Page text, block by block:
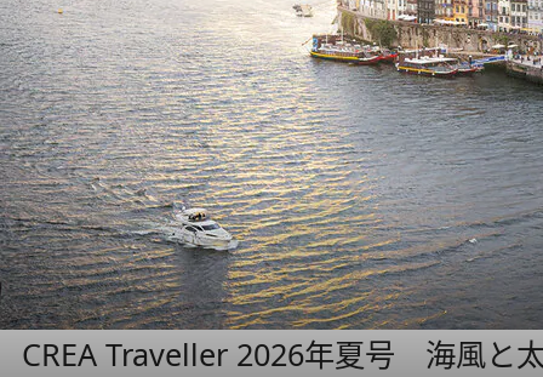
CREA Traveller 2026年夏号 海風と